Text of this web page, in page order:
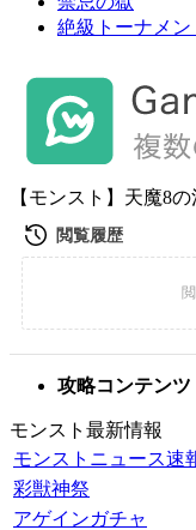
絶級トーナメン
【モンスト】天魔8
攻略コンテンツ
モンスト最新情報
モンストニュース速
彩獣神祭
アゲインガチャ